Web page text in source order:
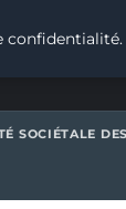
SOCIÉTALE
confidentialité.